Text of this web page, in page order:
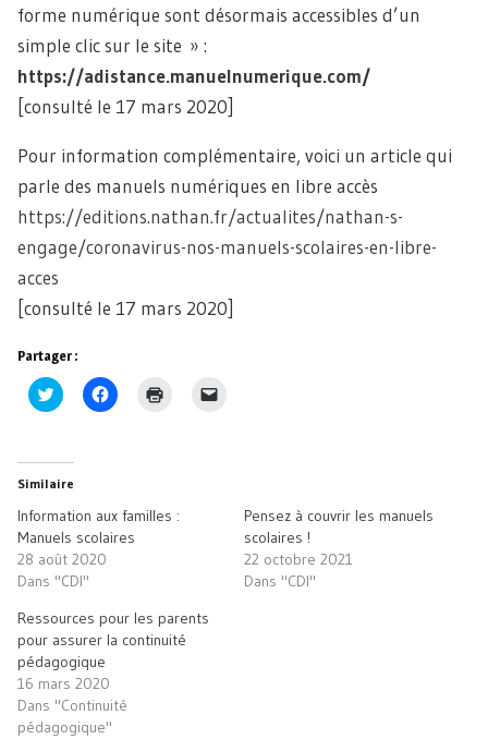
forme numérique sont désormais accessibles d’un
simple clic sur le site » :
https://adistance.manuelnumerique.com/
[consulté le 17 mars 2020]
Pour information complémentaire, voici un article qui
parle des manuels numériques en libre accès
https://editions.nathan.fr/actualites/nathan-s-
engage/coronavirus-nos-manuels-scolaires-en-libre-
acces
[consulté le 17 mars 2020]
Partager :
Cliquez
pour
dans
une
nouvelle
Cliquez
pour
Cliquer
ami(ouvre
dans
nouvelle
fenêtre)
Similaire
Information aux familles :
Manuels scolaires
28 août 2020
Dans "CDI"
Pensez à couvrir les manuels
scolaires !
22 octobre 2021
Dans "CDI"
Ressources pour les parents
pour assurer la continuité
pédagogique
16 mars 2020
Dans "Continuité
pédagogique"